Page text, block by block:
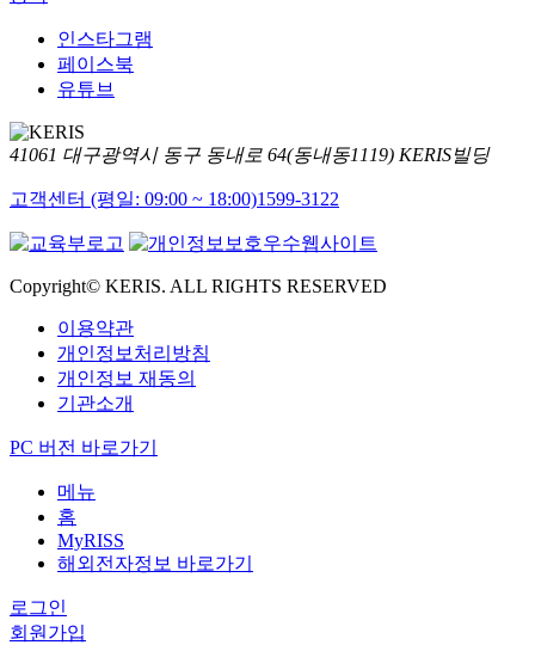
인스타그램
페이스북
유튜브
41061 대구광역시 동구 동내로 64(동내동1119) KERIS빌딩
고객센터 (평일: 09:00 ~ 18:00)1599-3122
Copyright© KERIS. ALL RIGHTS RESERVED
이용약관
개인정보처리방침
개인정보 재동의
기관소개
PC 버전 바로가기
메뉴
홈
MyRISS
해외전자정보 바로가기
로그인
회원가입